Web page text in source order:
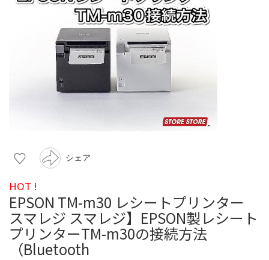
シェア
HOT !
EPSON TM-m30 レシートプリンター
スマレジ スマレジ】EPSON製レシート
プリンターTM-m30の接続方法
（Bluetooth